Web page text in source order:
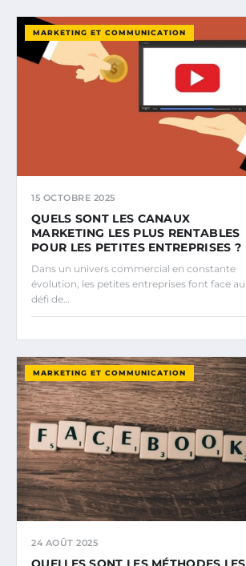
MARKETING ET COMMUNICATION
15 OCTOBRE 2025
QUELS SONT LES CANAUX
MARKETING LES PLUS RENTABLES
POUR LES PETITES ENTREPRISES ?
Dans un univers commercial en constante
évolution, les petites entreprises font face au
défi de…
MARKETING ET COMMUNICATION
24 AOÛT 2025